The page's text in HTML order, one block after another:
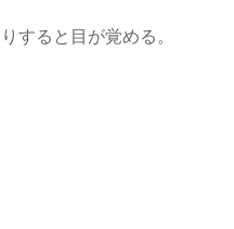
すると目が覚める。